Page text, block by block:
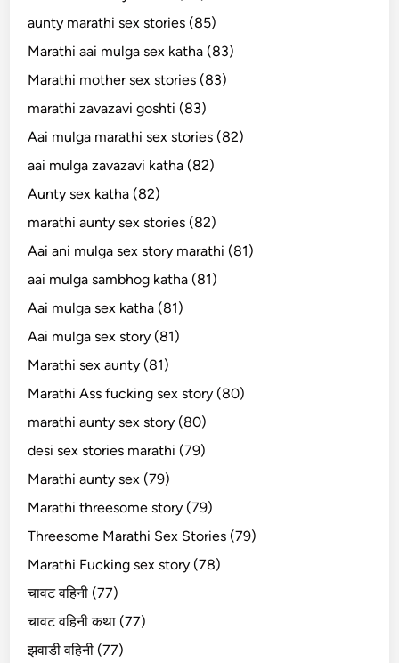
aunty marathi sex stories (85)
Marathi aai mulga sex katha (83)
Marathi mother sex stories (83)
marathi zavazavi goshti (83)
Aai mulga marathi sex stories (82)
aai mulga zavazavi katha (82)
Aunty sex katha (82)
marathi aunty sex stories (82)
Aai ani mulga sex story marathi (81)
aai mulga sambhog katha (81)
Aai mulga sex katha (81)
Aai mulga sex story (81)
Marathi sex aunty (81)
Marathi Ass fucking sex story (80)
marathi aunty sex story (80)
desi sex stories marathi (79)
Marathi aunty sex (79)
Marathi threesome story (79)
Threesome Marathi Sex Stories (79)
Marathi Fucking sex story (78)
चावट वहिनी (77)
चावट वहिनी कथा (77)
झवाडी वहिनी (77)